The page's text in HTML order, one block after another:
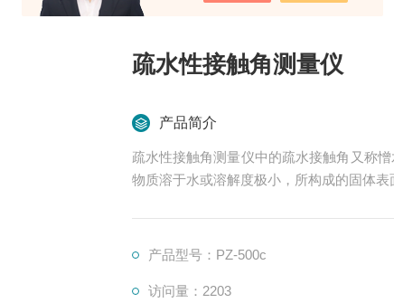
疏水性接触角测量仪
产品简介
疏水性接触角测量仪中的疏水接触角又称
物质溶于水或溶解度极小，所构成的固体表
产品型号：PZ-500c
访问量：2203